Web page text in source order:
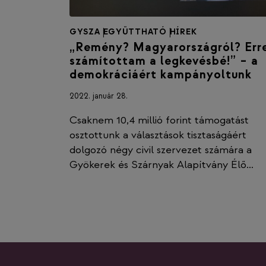
GYSZA |
EGYÜTTHATÓ |
HÍREK
„Remény? Magyarországról?
számítottam a legkevésbé!” – a
demokráciáért kampányoltunk
2022. január 28.
Csaknem 10,4 millió forint támogatást
osztottunk a választások tisztaságáért
dolgozó négy civil szervezet számára a
Gyökerek és Szárnyak Alapítvány Élő…